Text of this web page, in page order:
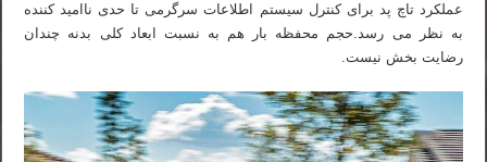
عملکرد تاچ پد برای کنترل سیستم اطلاعات سرگرمی تا حدی ناامید کننده
به نظر می رسد.حجم محفظه بار هم به نسبت ابعاد کلی بدنه چندان
رضایت بخش نیست.